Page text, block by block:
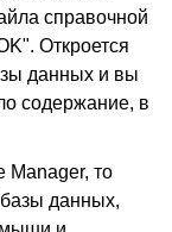
справочной
Откроется
данных и вы
содержание, в
Manager, то
данных,